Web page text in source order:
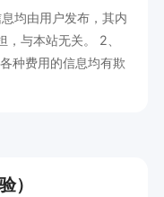
均由用户发布，其内
与本站无关。 2、
种费用的信息均有欺
）